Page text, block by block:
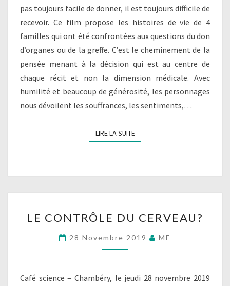
pas toujours facile de donner, il est toujours difficile de
recevoir. Ce film propose les histoires de vie de 4
familles qui ont été confrontées aux questions du don
d’organes ou de la greffe. C’est le cheminement de la
pensée menant à la décision qui est au centre de
chaque récit et non la dimension médicale. Avec
humilité et beaucoup de générosité, les personnages
nous dévoilent les souffrances, les sentiments,…
LIRE LA SUITELIRE LA SUITE
CONTRÔLE
DU
CERVEAU?
LE CONTRÔLE DU CERVEAU?
28 Novembre 2019 ME
Café science – Chambéry, le jeudi 28 novembre 2019